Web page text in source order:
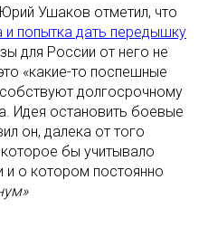
Ушаков отметил, что
и попытка дать передышку
для России от него не
«какие-то поспешные
долгосрочному
Идея остановить боевые
он, далека от того
бы учитывало
и о котором постоянно